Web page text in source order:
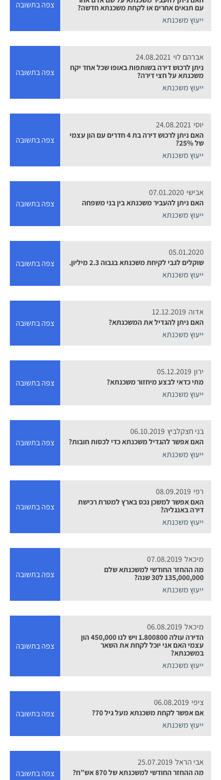
עם תנאים אחרים או לקחת משכנתא חדשה?
ייעוץ משכנתא
צפה בתשובה
אברהם לוי 24.08.2021
ניתן לרכוש דירה בשותפות באופו שכל אחד יקח
משכנתא על חצי דירה?
ייעוץ משכנתא
צפה בתשובה
יוסי 24.08.2021
האם ניתן לרכוש דירה בת 4 חדרים עם הון עצמי
של 25%?
ייעוץ משכנתא
צפה בתשובה
אבישי 07.01.2020
האם ניתן להעביר משכנתא בין בני משפחה
ייעוץ משכנתא
צפה בתשובה
05.01.2020
שוקלים לגבי לקיחת משכנתא בגבוה 2.3 מיליון.
ייעוץ משכנתא
צפה בתשובה
אדוה 12.12.2019
האם ניתן להגדיל את המשכנתא?
ייעוץ משכנתא
צפה בתשובה
ירון 05.12.2019
מתי כדאי לבצע מיחזור משכנתא?
ייעוץ משכנתא
צפה בתשובה
בני חצקלביץ 06.10.2019
האם אפשר להגדיל משכנתא כדי לכסות חובות?
ייעוץ משכנתא
צפה בתשובה
רפי 08.09.2019
האם אפשר למשכן נכס בארץ למטרת רכישת
דירה באנגליה?
ייעוץ משכנתא
צפה בתשובה
מיכאל 07.08.2019
מה ההחזר החודשי למשכנתא שלם
135,000,000 ל30 שנה?
ייעוץ משכנתא
צפה בתשובה
מיכאל 06.08.2019
הדירה עולה 1.800800 ויש לנו 450,000 הון
עצמי האם אני יוכל לקחת את השאר
במשכנתא?
ייעוץ משכנתא
צפה בתשובה
ציפי 06.08.2019
אם אפשר לקחת משכנתא מעל גיל 70?
ייעוץ משכנתא
צפה בתשובה
אבי הראל 25.07.2019
מה ההחזר החודשי למשכנתא של 870 אש”ח? צפה בתשובה